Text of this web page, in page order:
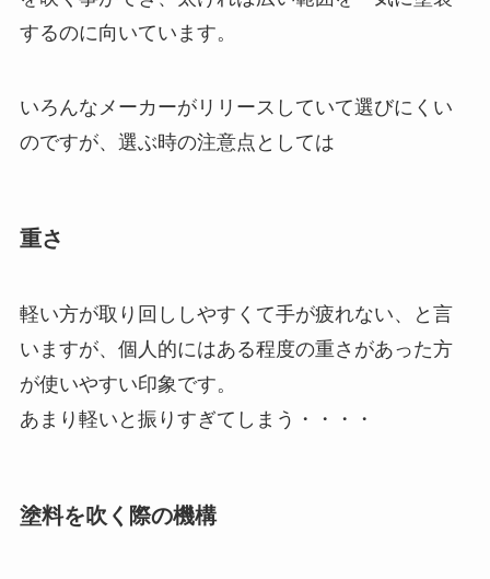
するのに向いています。
いろんなメーカーがリリースしていて選びにくい
のですが、選ぶ時の注意点としては
重さ
軽い方が取り回ししやすくて手が疲れない、と言
いますが、個人的にはある程度の重さがあった方
が使いやすい印象です。
あまり軽いと振りすぎてしまう・・・・
塗料を吹く際の機構